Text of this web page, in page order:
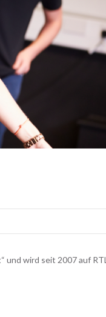
und wird seit 2007 auf RTL